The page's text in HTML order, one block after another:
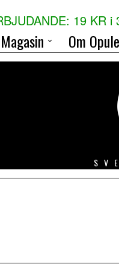
19 KR i
Magasin Om